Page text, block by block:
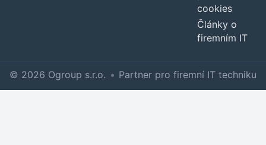
cookies
Články o
firemním IT
© 2026 Ogroup s.r.o. • Partner pro firemní IT techniku